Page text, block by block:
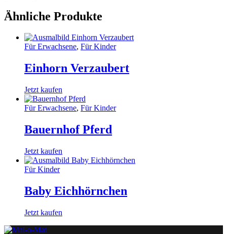
Ähnliche Produkte
Für Erwachsene, Für Kinder
Einhorn Verzaubert
Jetzt kaufen
Für Erwachsene, Für Kinder
Bauernhof Pferd
Jetzt kaufen
Für Kinder
Baby Eichhörnchen
Jetzt kaufen